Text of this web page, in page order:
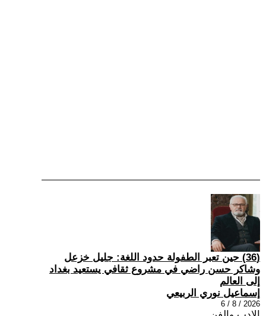
(36) حين تعبر الطفولة حدود اللغة: جليل خزعل
وشاكر حسن راضي في مشروع ثقافي يستعيد بغداد
إلى العالم
إسماعيل نوري الربيعي
2026 / 8 / 6